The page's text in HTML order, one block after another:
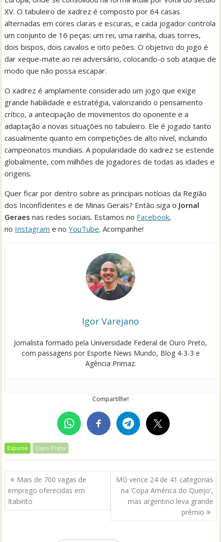
XV. O tabuleiro de xadrez é composto por 64 casas
alternadas em cores claras e escuras, e cada jogador controla
um conjunto de 16 peças: um rei, uma rainha, duas torres,
dois bispos, dois cavalos e oito peões. O objetivo do jogo é
dar xeque-mate ao rei adversário, colocando-o sob ataque de
modo que não possa escapar.
O xadrez é amplamente considerado um jogo que exige
grande habilidade e estratégia, valorizando o pensamento
crítico, a antecipação de movimentos do oponente e a
adaptação a novas situações no tabuleiro. Ele é jogado tanto
casualmente quanto em competições de alto nível, incluindo
campeonatos mundiais. A popularidade do xadrez se estende
globalmente, com milhões de jogadores de todas as idades e
origens.
Quer ficar por dentro sobre as principais notícias da Região
dos Inconfidentes e de Minas Gerais? Então siga o Jornal
Geraesnas redes sociais. Estamos no Facebook,
no Instagram e noYouTube. Acompanhe!
Igor Varejano
Jornalista formado pela Universidade Federal de Ouro Preto,
com passagens por Esporte News Mundo, Blog 4-3-3 e
Agência Primaz.
Compartilhe!
Esporte Ouro Preto
Navegação
de
Post
Mais de 700 vagas de
emprego oferecidas em
Itabirito
MG vence 24 de 41 categorias
na ‘Copa América do Queijo’,
mas argentino leva grande
prêmio